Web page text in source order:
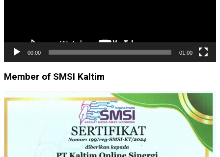
00:00 01:00
Member of SMSI Kaltim